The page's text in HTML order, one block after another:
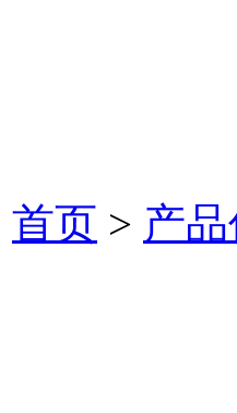
首页 > 产